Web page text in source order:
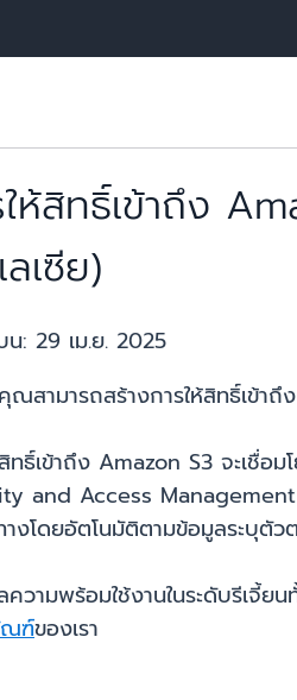
ห้สิทธิ์เข้าถึง
ลเซีย)
น: 29 เม.ย. 2025
สามารถสร้างการให้สิทธิ์เข้าถึ
ทธิ์เข้าถึง Amazon S3 จะเชื่
and Access Management
งโดยอัตโนมัติตามข้อมูลระบุตั
วามพร้อมใช้งานในระดับรีเจี้ย
ฑ์ของเรา